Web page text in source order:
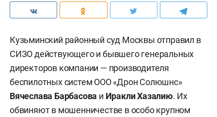
Кузьминский районный суд Москвы отправил в
СИЗО действующего и бывшего генеральных
директоров компании — производителя
беспилотных систем ООО «Дрон Солюшнс»
Вячеслава Барбасова и Иракли Хазалию. Их
обвиняют в мошенничестве в особо крупном